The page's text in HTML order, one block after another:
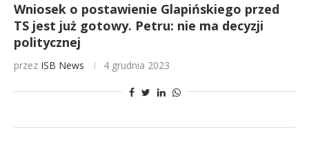
Wniosek o postawienie Glapińskiego przed
TS jest już gotowy. Petru: nie ma decyzji
politycznej
przez ISB News 4 grudnia 2023